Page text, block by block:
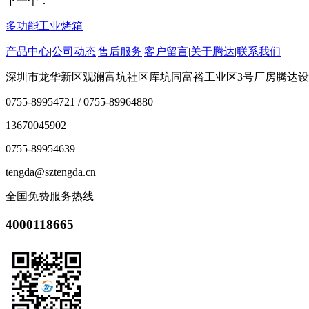
多功能工业烤箱
产品中心|公司动态|售后服务|客户留言|关于腾达|联系我们
深圳市龙华新区观澜富坑社区库坑同富裕工业区3号厂房腾达
0755-89954721 / 0755-89964880
13670045902
0755-89954639
tengda@sztengda.cn
全国免费服务热线
4000118665